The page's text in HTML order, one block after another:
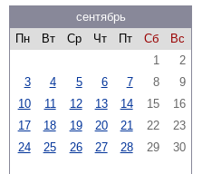
сентябрь
Пн
Вт Ср Чт Пт Сб
Вс
1
2
3
4 5 6 7 8
9
10
11 12 13 14 15
16
17
18 19 20 21 22
23
24
25 26 27 28 29 30